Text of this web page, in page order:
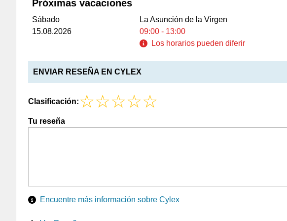
Próximas vacaciones
Sábado
La Asunción de la Virgen
15.08.2026
09:00 - 13:00
Los horarios pueden diferir
ENVIAR RESEÑA EN CYLEX
Clasificación:
Tu reseña
Encuentre más información sobre Cylex